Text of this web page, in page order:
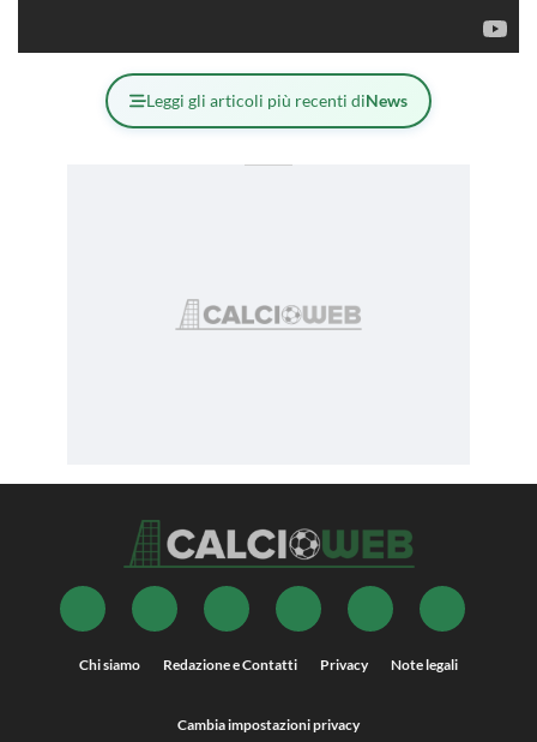
Leggi gli articoli più recenti diNews
Chi siamo Redazione e Contatti Privacy Note legali
Cambia impostazioni privacy